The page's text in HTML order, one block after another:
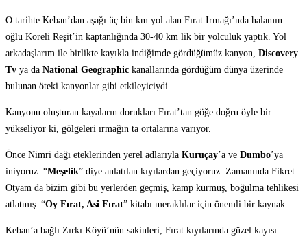
O tarihte Keban’dan aşağı üç bin km yol alan Fırat Irmağı’nda halamın
oğlu Koreli Reşit’in kaptanlığında 30-40 km lik bir yolculuk yaptık. Yol
arkadaşlarım ile birlikte kayıkla indiğimde gördüğümüz kanyon, Discovery
Tv ya da National Geographic kanallarında gördüğüm dünya üzerinde
bulunan öteki kanyonlar gibi etkileyiciydi.
Kanyonu oluşturan kayaların dorukları Fırat’tan göğe doğru öyle bir
yükseliyor ki, gölgeleri ırmağın ta ortalarına varıyor.
Önce Nimri dağı eteklerinden yerel adlarıyla Kuruçay’a ve Dumbo’ya
iniyoruz. “Meşelik” diye anlatılan kıyılardan geçiyoruz. Zamanında Fikret
Otyam da bizim gibi bu yerlerden geçmiş, kamp kurmuş, boğulma tehlikesi
atlatmış. “Oy Fırat, Asi Fırat” kitabı meraklılar için önemli bir kaynak.
Keban’a bağlı Zırkı Köyü’nün sakinleri, Fırat kıyılarında güzel kayısı